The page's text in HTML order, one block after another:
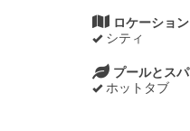
ロケーション
シティ
プールとスパ
ホットタブ